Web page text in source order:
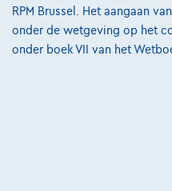
RPM Brussel. Het aangaan
onder de wetgeving op het
onder boek VII van het
Bijstandsvoorwaarden
Privacyverklaring